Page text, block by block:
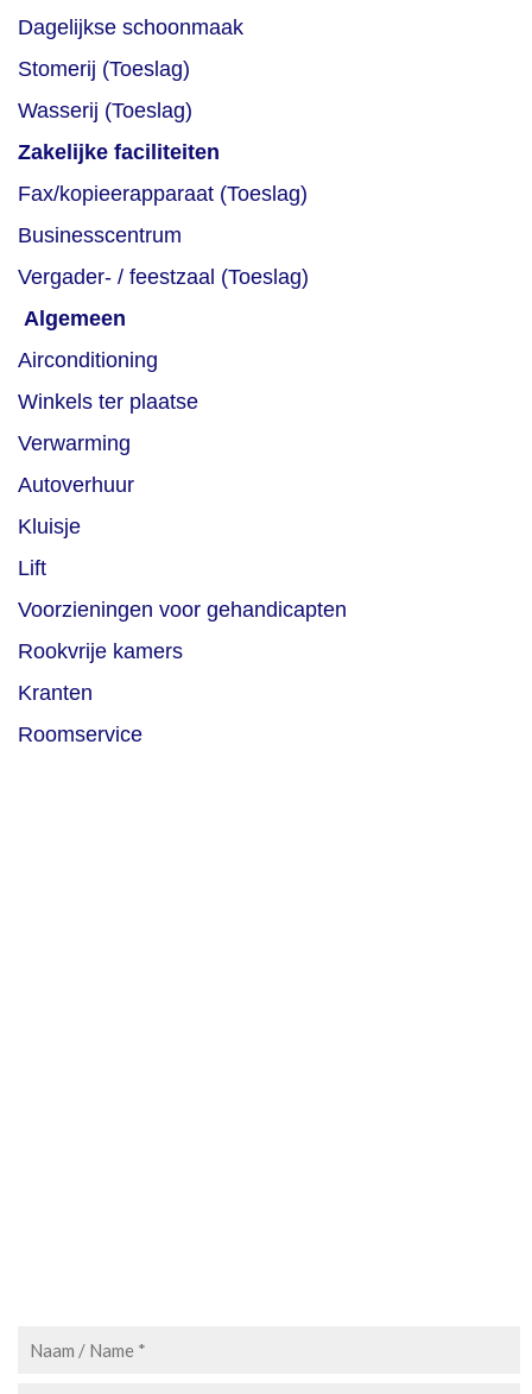
Dagelijkse schoonmaak
Stomerij (Toeslag)
Wasserij (Toeslag)
Zakelijke faciliteiten
Fax/kopieerapparaat (Toeslag)
Businesscentrum
Vergader- / feestzaal (Toeslag)
Algemeen
Airconditioning
Winkels ter plaatse
Verwarming
Autoverhuur
Kluisje
Lift
Voorzieningen voor gehandicapten
Rookvrije kamers
Kranten
Roomservice